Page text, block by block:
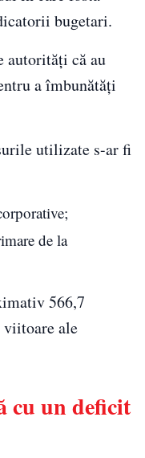
bugetari.
autorități că au
a îmbunătăți
utilizate s-ar fi
de la
566,7
ale
cu un deficit